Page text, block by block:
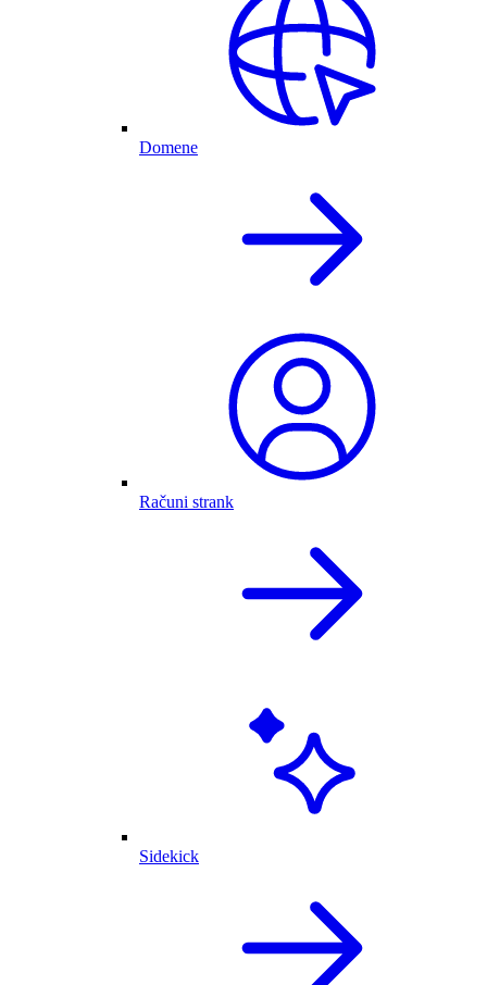
Domene
Računi strank
Sidekick